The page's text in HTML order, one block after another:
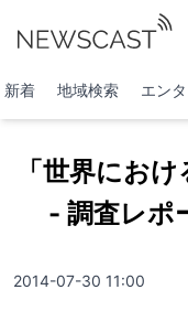
新着 地域検索 エン
「世界にお
- 調査レポ
2014-07-30 11:00